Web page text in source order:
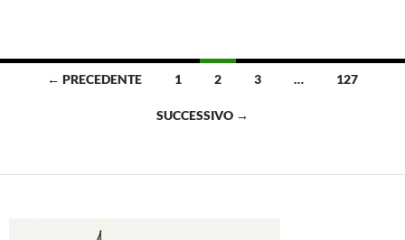
Navigazione
← PRECEDENTE 1 2 3 … 127
SUCCESSIVO →